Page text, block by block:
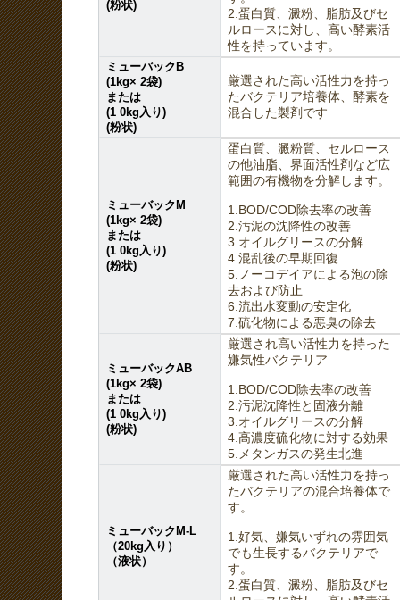
(粉状)
2.蛋白質、澱粉、脂肪及びセ
ルロースに対し、高い酵素活
性を持っています。
ミューバックB
(1kg× 2袋)
または
(1 0kg入り)
(粉状)
厳選された高い活性力を持っ
たバクテリア培養体、酵素を
混合した製剤です
ミューバックM
(1kg× 2袋)
または
(1 0kg入り)
(粉状)
蛋白質、澱粉質、セルロース
の他油脂、界面活性剤など広
範囲の有機物を分解します。
1.BOD/COD除去率の改善
2.汚泥の沈降性の改善
3.オイルグリースの分解
4.混乱後の早期回復
5.ノーコデイアによる泡の除
去および防止
6.流出水変動の安定化
7.硫化物による悪臭の除去
ミューバックAB
(1kg× 2袋)
または
(1 0kg入り)
(粉状)
厳選され高い活性力を持った
嫌気性バクテリア
1.BOD/COD除去率の改善
2.汚泥沈降性と固液分離
3.オイルグリースの分解
4.高濃度硫化物に対する効果
5.メタンガスの発生北進
ミューバックM-L
（20kg入り）
（液状）
厳選された高い活性力を持っ
たバクテリアの混合培養体で
す。
1.好気、嫌気いずれの雰囲気
でも生長するバクテリアで
す。
2.蛋白質、澱粉、脂肪及びセ